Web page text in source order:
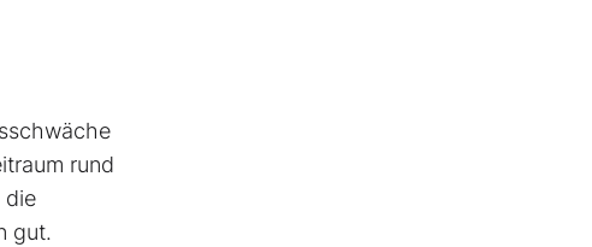
rund
die
gut.